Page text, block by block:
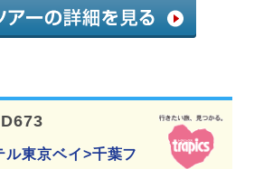
東京ベイ>千葉フ